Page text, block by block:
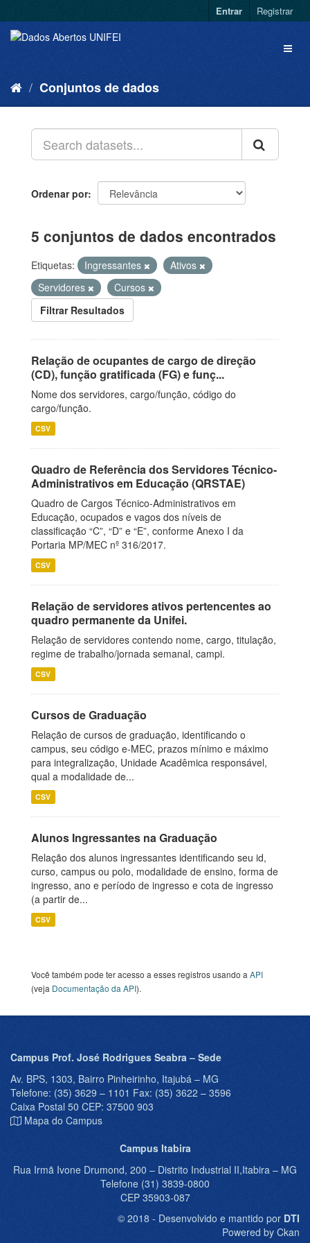
Entrar Registrar
Conjuntos de dados
Ordenar por
5 conjuntos de dados encontrados
Etiquetas: Ingressantes
Ativos
Servidores
Cursos
Filtrar Resultados
Relação de ocupantes de cargo de direção
(CD), função gratificada (FG) e funç...
Nome dos servidores, cargo/função, código do
cargo/função.
CSV
Quadro de Referência dos Servidores Técnico-
Administrativos em Educação (QRSTAE)
Quadro de Cargos Técnico-Administrativos em
Educação, ocupados e vagos dos níveis de
classificação “C”, “D” e “E”, conforme Anexo I da
Portaria MP/MEC nº 316/2017.
CSV
Relação de servidores ativos pertencentes ao
quadro permanente da Unifei.
Relação de servidores contendo nome, cargo, titulação,
regime de trabalho/jornada semanal, campi.
CSV
Cursos de Graduação
Relação de cursos de graduação, identificando o
campus, seu código e-MEC, prazos mínimo e máximo
para integralização, Unidade Acadêmica responsável,
qual a modalidade de...
CSV
Alunos Ingressantes na Graduação
Relação dos alunos ingressantes identificando seu id,
curso, campus ou polo, modalidade de ensino, forma de
ingresso, ano e período de ingresso e cota de ingresso
(a partir de...
CSV
Você também pode ter acesso a esses registros usando a API
(veja Documentação da API).
Campus Prof. José Rodrigues Seabra – Sede
Av. BPS, 1303, Bairro Pinheirinho, Itajubá – MG
Telefone: (35) 3629 – 1101 Fax: (35) 3622 – 3596
Caixa Postal 50 CEP: 37500 903
Mapa do Campus
Campus Itabira
Rua Irmã Ivone Drumond, 200 – Distrito Industrial II,Itabira – MG
Telefone (31) 3839-0800
CEP 35903-087
© 2018 - Desenvolvido e mantido por DTI
Powered by Ckan